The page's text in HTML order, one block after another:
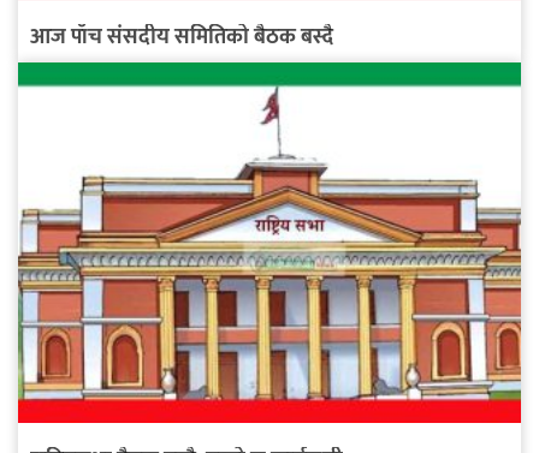
आज पाँच संसदीय समितिको बैठक बस्दै